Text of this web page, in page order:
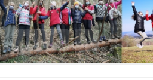
Poprzedni Element
Następny Element
❚❚